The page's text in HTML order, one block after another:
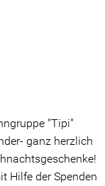
"Tipi"
ganz herzlich
Hilfe der Spenden